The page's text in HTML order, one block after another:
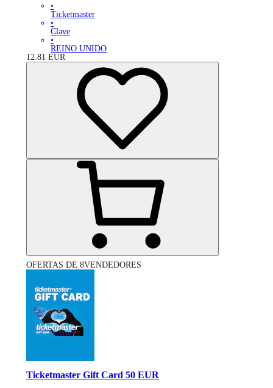
•
Ticketmaster
•
Clave
•
REINO UNIDO
12.81 EUR
OFERTAS DE 8VENDEDORES
Ticketmaster Gift Card 50 EUR